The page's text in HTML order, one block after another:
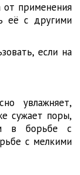
применения
её с другими
если на
увлажняет,
сужает поры,
в борьбе с
с мелкими